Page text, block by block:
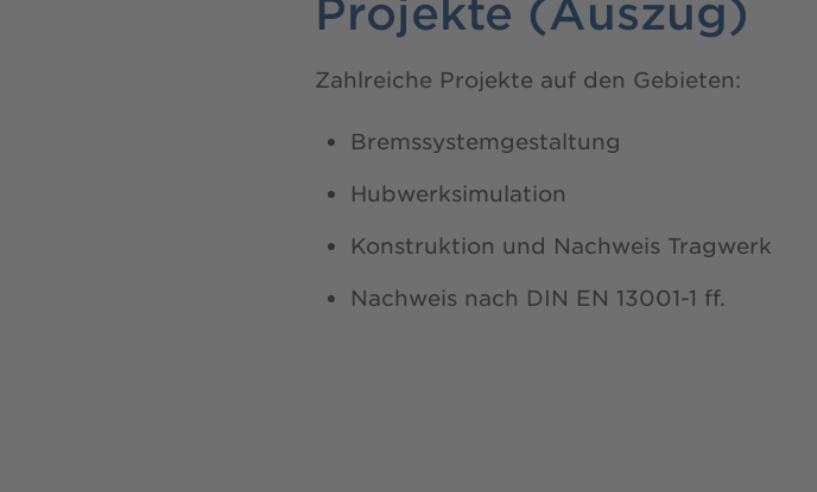
Projekte (Auszug)
Zahlreiche Projekte auf den Gebieten:
Bremssystemgestaltung
Hubwerksimulation
Konstruktion und Nachweis Tragwerk
Nachweis nach DIN EN 13001-1 ff.